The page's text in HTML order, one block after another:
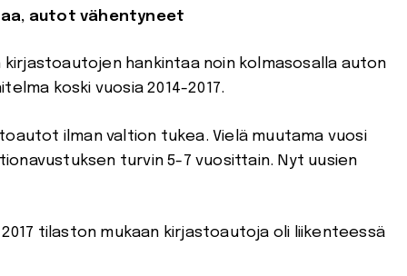
autot vähentyneet
hankintaa noin kolmasosalla auton
koski vuosia 2014-2017.
ilman valtion tukea. Vielä muutama vuosi
turvin 5-7 vuosittain. Nyt uusien
tilaston mukaan kirjastoautoja oli liikenteessä